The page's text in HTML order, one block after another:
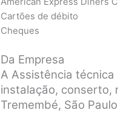
Cartões de débito
Cheques
Da Empresa
A Assistência técnica
instalação, conserto,
Tremembé, São